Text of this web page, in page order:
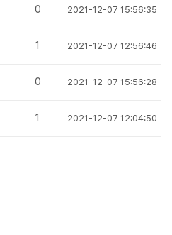
0 2021-12-07 15:56:35
1 2021-12-07 12:56:46
0 2021-12-07 15:56:28
1 2021-12-07 12:04:50